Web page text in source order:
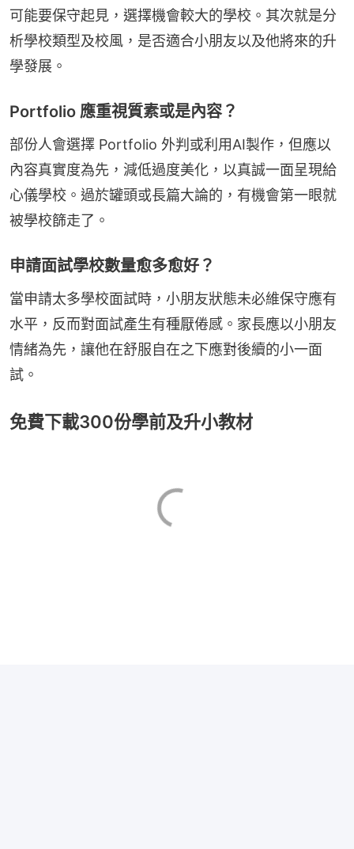
可能要保守起見，選擇機會較大的學校。其次就是分
析學校類型及校風，是否適合小朋友以及他將來的升
學發展。
Portfolio 應重視質素或是內容？
部份人會選擇 Portfolio 外判或利用AI製作，但應以
內容真實度為先，減低過度美化，以真誠一面呈現給
心儀學校。過於罐頭或長篇大論的，有機會第一眼就
被學校篩走了。
申請面試學校數量愈多愈好？
當申請太多學校面試時，小朋友狀態未必維保守應有
水平，反而對面試產生有種厭倦感。家長應以小朋友
情緒為先，讓他在舒服自在之下應對後續的小一面
試。
免費下載300份學前及升小教材